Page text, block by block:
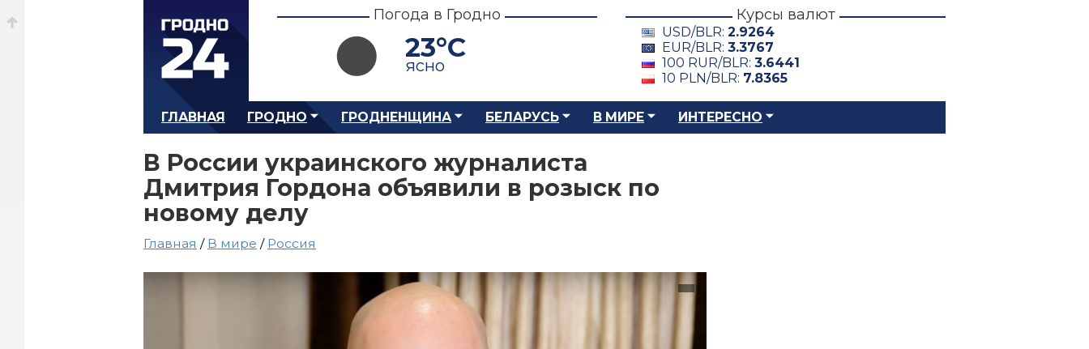
Погода в Гродно
23°C
ясно
Курсы валют
USD/BLR: 2.9264
EUR/BLR: 3.3767
100 RUR/BLR: 3.6441
10 PLN/BLR: 7.8365
ГЛАВНАЯ ГРОДНО ГРОДНЕНЩИНА БЕЛАРУСЬ В МИРЕ ИНТЕРЕСНО
В России украинского журналиста
Дмитрия Гордона объявили в розыск по
новому делу
Главная / В мире / Россия